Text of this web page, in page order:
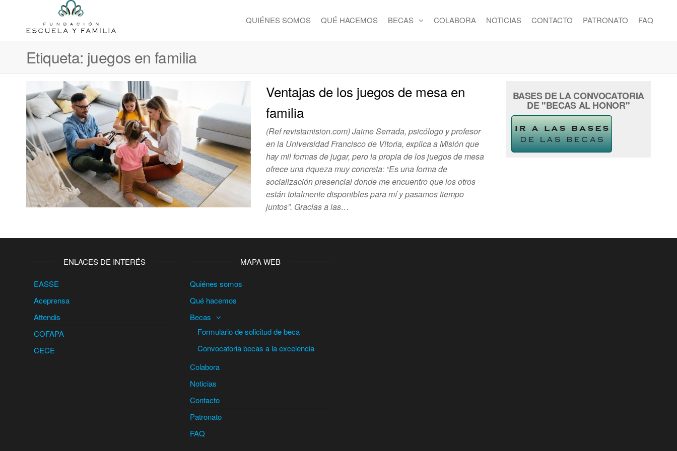
contenido
Escuela y
Familia
fomenta
la
educación
calidad
QUIÉNES SOMOS QUÉ HACEMOS BECAS COLABORA NOTICIAS CONTACTO PATRONATO FAQ
Etiqueta: juegos en familia
Ventajas de los juegos de mesa en
familia
(Ref revistamision.com) Jaime Serrada, psicólogo y profesor
en la Universidad Francisco de Vitoria, explica a Misión que
hay mil formas de jugar, pero la propia de los juegos de mesa
ofrece una riqueza muy concreta: “Es una forma de
socialización presencial donde me encuentro que los otros
están totalmente disponibles para mí y pasamos tiempo
juntos”. Gracias a las…
BASES DE LA CONVOCATORIA
DE "BECAS AL HONOR"
ENLACES DE INTERÉS
EASSE
Aceprensa
Attendis
COFAPA
CECE
MAPA WEB
Quiénes somos
Qué hacemos
Becas
Formulario de solicitud de beca
Convocatoria becas a la excelencia
Colabora
Noticias
Contacto
Patronato
FAQ